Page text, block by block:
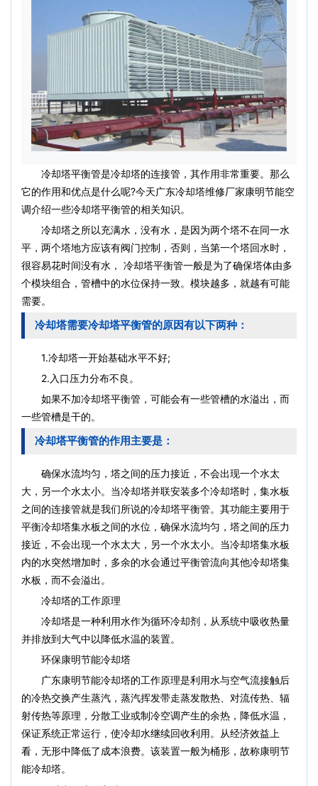
冷却塔平衡管是冷却塔的连接管，其作用非常重要。那么
它的作用和优点是什么呢?今天广东冷却塔维修厂家康明节能空
调介绍一些冷却塔平衡管的相关知识。
冷却塔之所以充满水，没有水，是因为两个塔不在同一水
平，两个塔地方应该有阀门控制，否则，当第一个塔回水时，
很容易花时间没有水， 冷却塔平衡管一般是为了确保塔体由多
个模块组合，管槽中的水位保持一致。模块越多，就越有可能
需要。
冷却塔需要冷却塔平衡管的原因有以下两种：
1.冷却塔一开始基础水平不好;
2.入口压力分布不良。
如果不加冷却塔平衡管，可能会有一些管槽的水溢出，而
一些管槽是干的。
冷却塔平衡管的作用主要是：
确保水流均匀，塔之间的压力接近，不会出现一个水太
大，另一个水太小。当冷却塔并联安装多个冷却塔时，集水板
之间的连接管就是我们所说的冷却塔平衡管。其功能主要用于
平衡冷却塔集水板之间的水位，确保水流均匀，塔之间的压力
接近，不会出现一个水太大，另一个水太小。当冷却塔集水板
内的水突然增加时，多余的水会通过平衡管流向其他冷却塔集
水板，而不会溢出。
冷却塔的工作原理
冷却塔是一种利用水作为循环冷却剂，从系统中吸收热量
并排放到大气中以降低水温的装置。
环保康明节能冷却塔
广东康明节能冷却塔的工作原理是利用水与空气流接触后
的冷热交换产生蒸汽，蒸汽挥发带走蒸发散热、对流传热、辐
射传热等原理，分散工业或制冷空调产生的余热，降低水温，
保证系统正常运行，使冷却水继续回收利用。从经济效益上
看，无形中降低了成本浪费。该装置一般为桶形，故称康明节
能冷却塔。